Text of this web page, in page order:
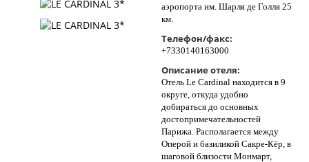
аэропорта им. Шарля де Голля 25
км.
Телефон/факс:
+7330140163000
Описание отеля:
Отель Le Cardinal находится в 9
округе, откуда удобно
добираться до основных
достопримечательностей
Парижа. Располагается между
Оперой и базиликой Сакре-Кёр, в
шаговой близости Монмарт,